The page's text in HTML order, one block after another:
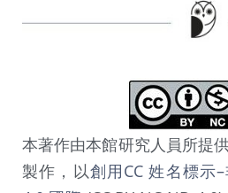
本著作由本館研究人員所提
製作，以創用CC 姓名標示